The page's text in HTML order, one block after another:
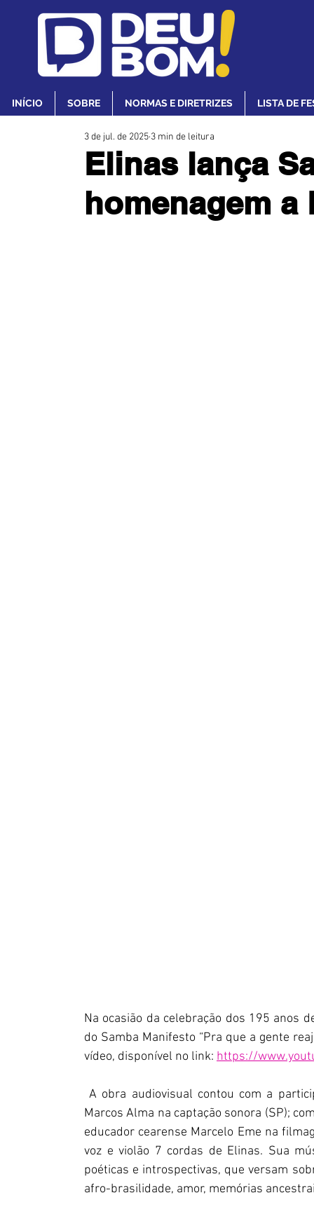
INÍCIO SOBRE NORMAS E DIRETRIZES LISTA DE
Elinas lança
homenagem a
3 de jul. de 2025 3 min de leitura
Na ocasião da celebração dos 195 anos
do Samba Manifesto “Pra que a gente
vídeo, disponível no link: https://
A obra audiovisual contou com a
Marcos Alma na captação sonora (SP);
educador cearense Marcelo Eme na
voz e violão 7 cordas de Elinas. Sua
poéticas e introspectivas, que versam
afro-brasilidade, amor, memórias